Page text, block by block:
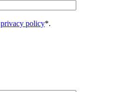
privacy policy*.